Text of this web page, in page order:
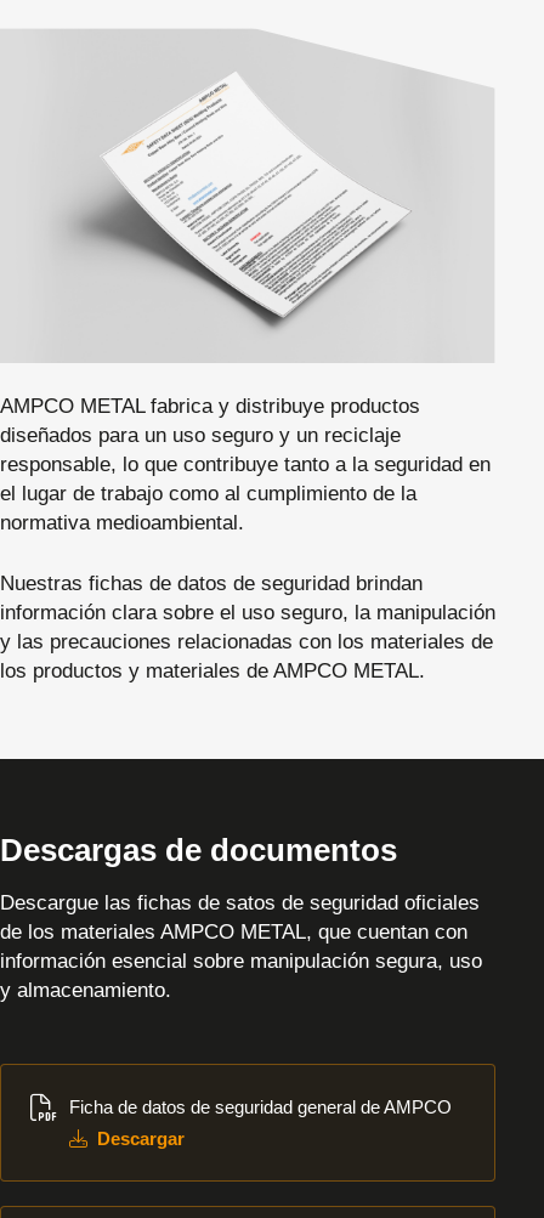
AMPCO METAL fabrica y distribuye productos
diseñados para un uso seguro y un reciclaje
responsable, lo que contribuye tanto a la seguridad en
el lugar de trabajo como al cumplimiento de la
normativa medioambiental.
Nuestras fichas de datos de seguridad brindan
información clara sobre el uso seguro, la manipulación
y las precauciones relacionadas con los materiales de
los productos y materiales de AMPCO METAL.
Descargas de documentos
Descargue las fichas de satos de seguridad oficiales
de los materiales AMPCO METAL, que cuentan con
información esencial sobre manipulación segura, uso
y almacenamiento.
Ficha de datos de seguridad general de AMPCO
Descargar